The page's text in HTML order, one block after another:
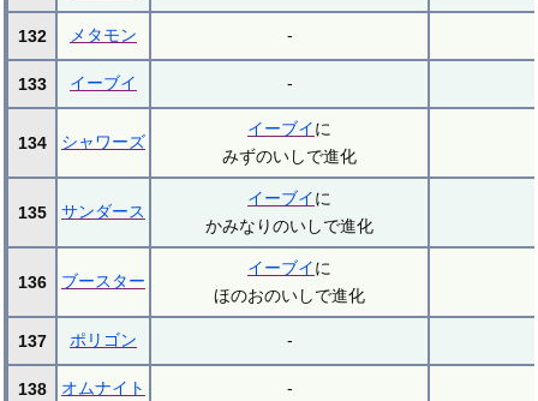
132 メタモン -
133 イーブイ -
134 シャワーズ
イーブイに
みずのいしで進化
135 サンダース
イーブイに
かみなりのいしで進化
136 ブースター
イーブイに
ほのおのいしで進化
137 ポリゴン -
138 オムナイト -